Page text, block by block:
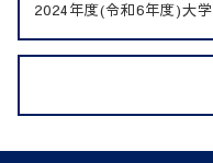
2024年度(令和6年度)大